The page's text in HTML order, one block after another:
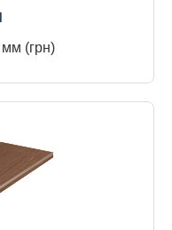
мм (грн)